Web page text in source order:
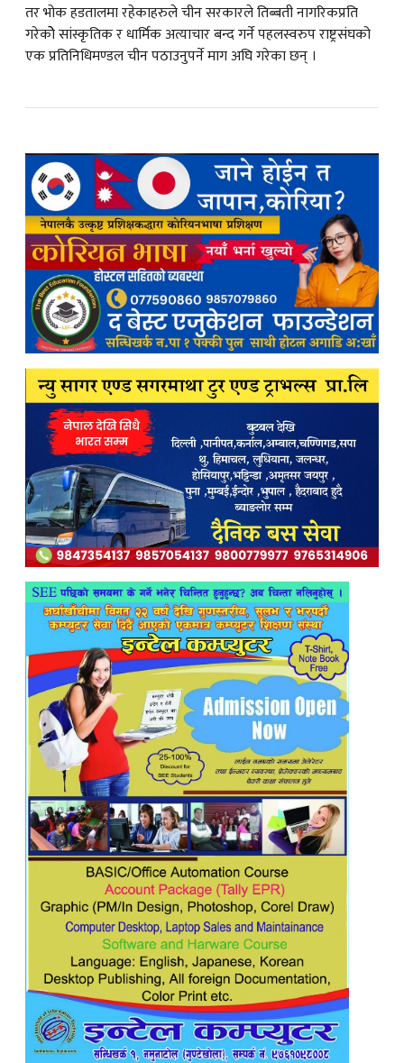
तर भोक हडतालमा रहेकाहरुले चीन सरकारले तिब्बती नागरिकप्रति
गरेकोे सांस्कृतिक र धार्मिक अत्याचार बन्द गर्ने पहलस्वरुप राष्ट्रसंघको
एक प्रतिनिधिमण्डल चीन पठाउनुपर्ने माग अघि गरेका छन् ।